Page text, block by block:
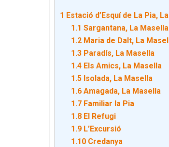
1 Estació d’Esquí de La Pia,
1.1 Sargantana, La Masella
1.2Maria de Dalt, La
1.3Paradís, La Masella
1.4Els Amics, La Masella
1.5Isolada, La Masella
1.6Amagada, La Masella
1.7Familiar la Pia
1.8El Refugi
1.9L’Excursió
1.10Credanya